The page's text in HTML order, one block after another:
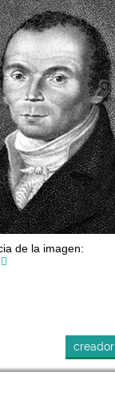
de la imagen:
creador